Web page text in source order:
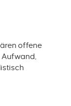
offene